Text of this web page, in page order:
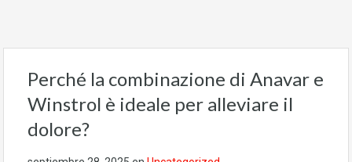
Perché la combinazione di Anavar e
Winstrol è ideale per alleviare il
dolore?